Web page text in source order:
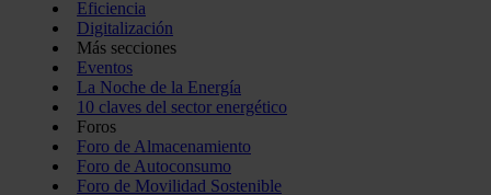
Eficiencia
Digitalización
Más secciones
Eventos
La Noche de la Energía
10 claves del sector energético
Foros
Foro de Almacenamiento
Foro de Autoconsumo
Foro de Movilidad Sostenible